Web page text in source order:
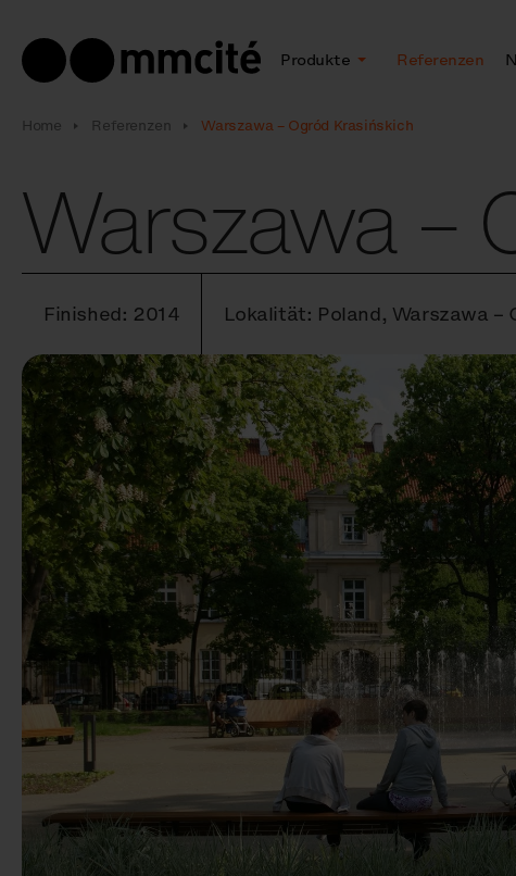
Produkte Referenzen
Home Referenzen Warszawa – Ogród Krasińskich
Warszawa –
Finished: 2014 Lokalität: Poland, Warszawa –
Vorige